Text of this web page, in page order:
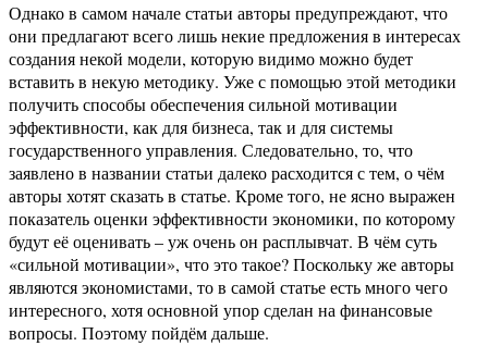
Однако в самом начале статьи авторы предупреждают, что
они предлагают всего лишь некие предложения в интересах
создания некой модели, которую видимо можно будет
вставить в некую методику. Уже с помощью этой методики
получить способы обеспечения сильной мотивации
эффективности, как для бизнеса, так и для системы
государственного управления. Следовательно, то, что
заявлено в названии статьи далеко расходится с тем, о чём
авторы хотят сказать в статье. Кроме того, не ясно выражен
показатель оценки эффективности экономики, по которому
будут её оценивать – уж очень он расплывчат. В чём суть
«сильной мотивации», что это такое? Поскольку же авторы
являются экономистами, то в самой статье есть много чего
интересного, хотя основной упор сделан на финансовые
вопросы. Поэтому пойдём дальше.